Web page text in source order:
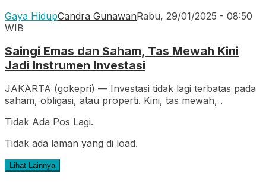
Gaya HidupCandra GunawanRabu, 29/01/2025 - 08:50
WIB
Saingi Emas dan Saham, Tas Mewah Kini
Jadi Instrumen Investasi
JAKARTA (gokepri) — Investasi tidak lagi terbatas pada
saham, obligasi, atau properti. Kini, tas mewah, .
Tidak Ada Pos Lagi.
Tidak ada laman yang di load.
Lihat Lainnya